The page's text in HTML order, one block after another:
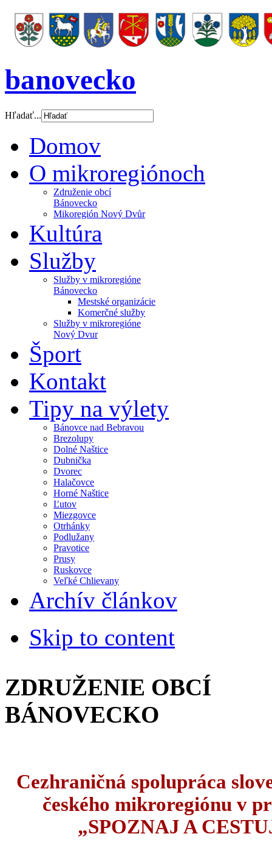
banovecko
Hľadať...
Domov
O mikroregiónoch
Združenie obcí
Bánovecko
Mikoregión Nový Dvůr
Kultúra
Služby
Služby v mikroregióne
Bánovecko
Mestské organizácie
Komerčné služby
Služby v mikroregióne
Nový Dvur
Šport
Kontakt
Tipy na výlety
Bánovce nad Bebravou
Brezolupy
Dolné Naštice
Dubnička
Dvorec
Halačovce
Horné Naštice
Ľutov
Miezgovce
Otrhánky
Podlužany
Pravotice
Prusy
Ruskovce
Veľké Chlievany
Archív článkov
Skip to content
ZDRUŽENIE OBCÍ
BÁNOVECKO
Cezhraničná spolupráca
českého mikroregiónu v
„SPOZNAJ A